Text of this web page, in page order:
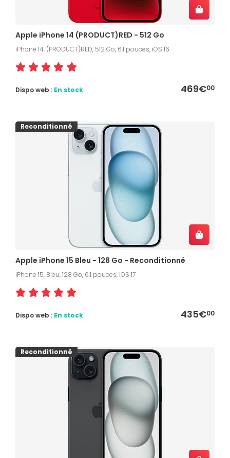
Apple iPhone 14 (PRODUCT)RED - 512 Go
iPhone 14, (PRODUCT)RED, 512 Go, 6,1 pouces, iOS 16
469€00
Dispo web : En stock
Reconditionné
Apple iPhone 15 Bleu - 128 Go - Reconditionné
iPhone 15, Bleu, 128 Go, 6,1 pouces, iOS 17
435€00
Dispo web : En stock
Reconditionné